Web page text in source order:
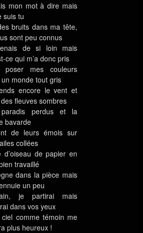
mon mot à dire mais
suis tu
bruits dans ma tête,
sont peu connus
de si loin mais
ce qui m’a donc pris
poser mes couleurs
monde tout gris
encore le vent et
des fleuves sombres
perdus et la
bavarde
de leurs émois sur
collées
d’oiseau de papier en
travaillé
dans la pièce mais
un peu
je partirai mais
dans vos yeux
comme témoin me
plus heureux !